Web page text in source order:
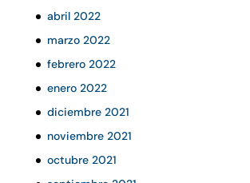
abril 2022
marzo 2022
febrero 2022
enero 2022
diciembre 2021
noviembre 2021
octubre 2021